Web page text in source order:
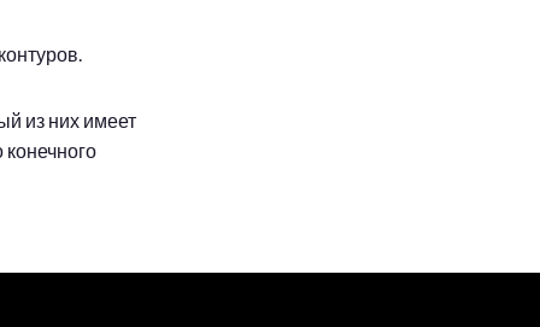
из них имеет